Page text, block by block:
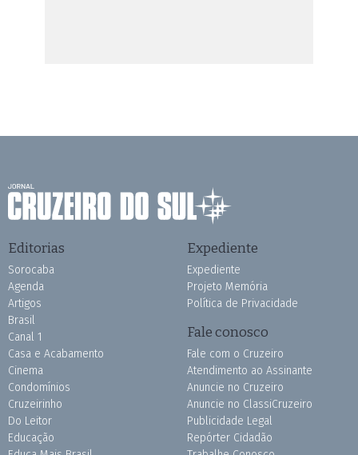
Editorias
Sorocaba
Agenda
Artigos
Brasil
Canal 1
Casa e Acabamento
Cinema
Condomínios
Cruzeirinho
Do Leitor
Educação
Expediente
Expediente
Projeto Memória
Política de Privacidade
Fale conosco
Fale com o Cruzeiro
Atendimento ao Assinante
Anuncie no Cruzeiro
Anuncie no ClassiCruzeiro
Publicidade Legal
Repórter Cidadão